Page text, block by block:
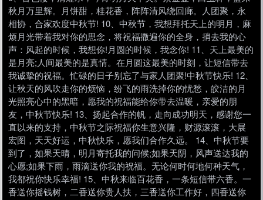
秋月万里辉。月饼甜，桂花香，阵阵清风绕回廊。人团聚，永
相协，合家欢度中秋节! 10、中秋节，我想拜托天上的明月，麻
烦月光带着我对你的思念，将祝福撒遍你的全身，捎去我的心
声：风起的时候，我想你!月圆的时候，我念你! 11、天上最美的
是月亮;人间最美的是真情。在月圆这最美的时刻，让短信带去
我诚挚的祝福。忙碌的日子别忘了与家人团聚!中秋节快乐! 12、
让秋天的风吹走你的烦恼，纷飞的雨洗掉你的忧愁，皎洁的月
光照亮心中的黑暗，愿我的祝福能给你带去温暖，亲爱的朋
友，中秋节快乐! 13、扬起合作的帆，走向成功明天，感谢您一
直以来的支持，中秋节之际祝福你生意兴隆，财源滚滚，大展
宏图，天天好运，中秋快乐，愿我们合作久远。 14、中秋节要
到了，如果天晴，明月寄托我的问候;如果天阴，风声送达我的
心愿;如果下雨，雨滴送你我的祝福。无论何时何地何种天气，
我都祝你快乐幸福! 15、中秋来临百花香，一条短信带六香。一
香送你摇钱树，二香送你贵人扶，三香送你工作好，四香送你